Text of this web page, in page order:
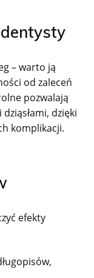
– warto ją
od zaleceń
pozwalają
dzięki
komplikacji.
efekty